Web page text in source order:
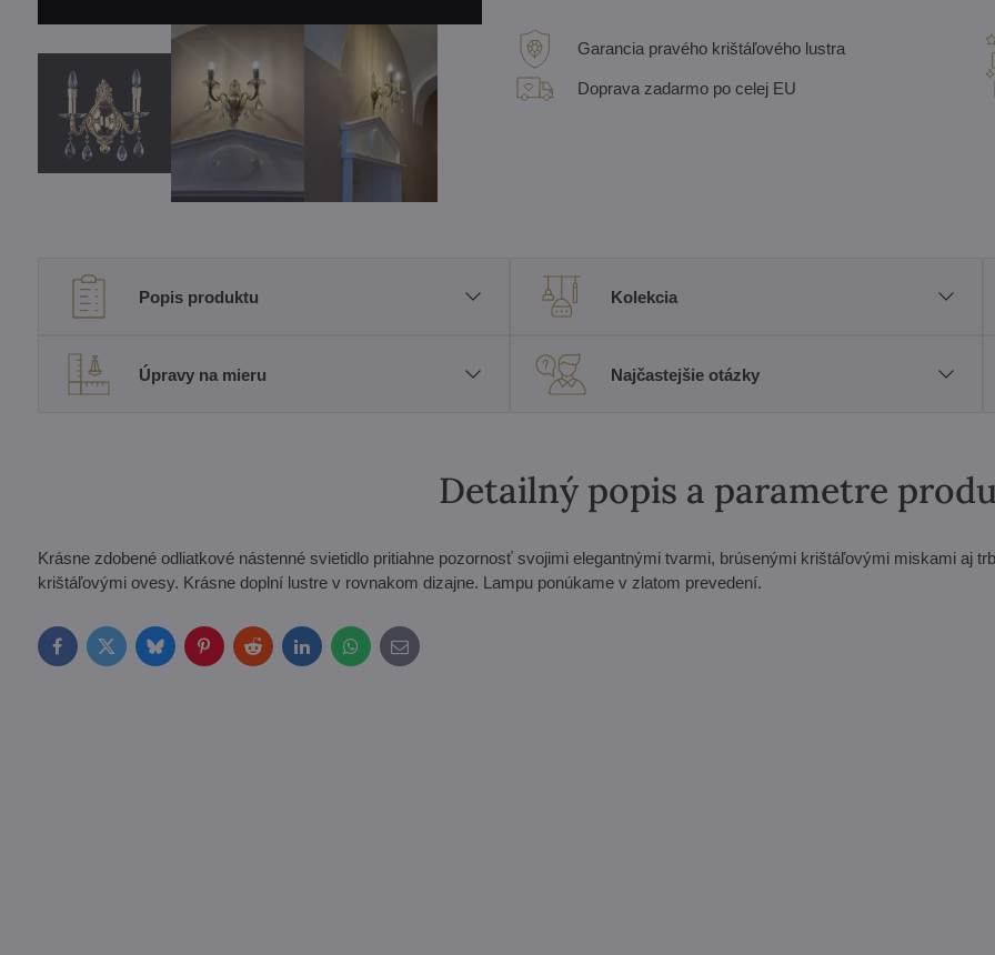
Garancia pravého krištáľového lustra
Doprava zadarmo po celej EU
Popis produktu Kolekcia
Úpravy na mieru Najčastejšie otázky
Detailný popis a parametre
Krásne zdobené odliatkové nástenné svietidlo pritiahne pozornosť svojimi elegantnými tvarmi, brúsenými krištáľovými miskami aj
krištáľovými ovesy. Krásne doplní lustre v rovnakom dizajne. Lampu ponúkame v zlatom prevedení.
FacebookTwitterBlueskyPinterestRedditLinkedInWhatsApp
E-
mail